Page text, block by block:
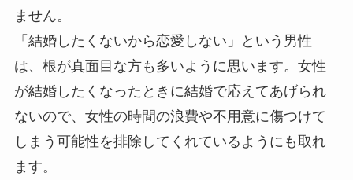
ません。
「結婚したくないから恋愛しない」という男性
は、根が真面目な方も多いように思います。女性
が結婚したくなったときに結婚で応えてあげられ
ないので、女性の時間の浪費や不用意に傷つけて
しまう可能性を排除してくれているようにも取れ
ます。